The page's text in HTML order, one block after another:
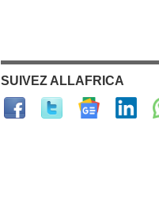
SUIVEZ ALLAFRICA